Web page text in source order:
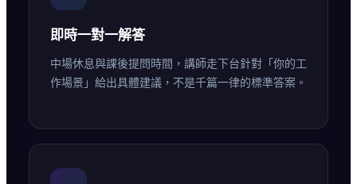
即時一對一解答
中場休息與課後提問時間，講師走下台針對「你的工
作場景」給出具體建議，不是千篇一律的標準答案。